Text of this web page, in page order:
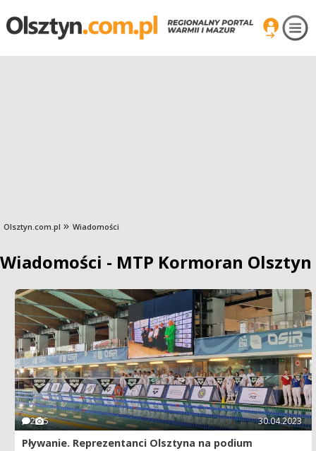
Olsztyn.com.pl Wiadomości
Wiadomości - MTP Kormoran Olsztyn
2 5 30.04.2023
Pływanie. Reprezentanci Olsztyna na podium